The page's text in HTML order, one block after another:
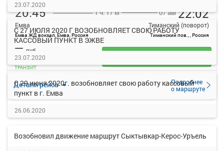
20:45
Емва
Емва ЖД вокзал, Емва, Россия
1 ч. 17 м 07 авг22:02
Тиманский (поворот)
Тиманский пов., , Россия
Детали рейса
Подробнее
о маршруте
— руб.
ТРАНЗИТ
23.07.2020
С 27 ИЮЛЯ 2020 Г ВОЗОБНОВЛЯЕТ СВОЮ РАБОТУ
КАССОВЫЙ ПУНКТ В ЭЖВЕ
23.07.2020
С 29 июня 2020г. возобновляет свою работу кассовый
пункт в г. Емва
26.06.2020
Возобновил движение маршрут Сыктывкар-Керос-Уръель